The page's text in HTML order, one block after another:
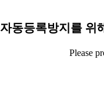
자동등록방지를 위
Please